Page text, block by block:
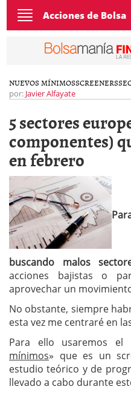
Toggle
navigation
Acciones de Bolsa
NUEVOS MÍNIMOSSCREENERS
por: Javier Alfayate
5 sectores
componentes)
en febrero
buscando malos
acciones bajistas o
aprovechar un
No obstante, siempre
esta vez me centraré en
Para ello usaremos el
mínimos» que es un
estudio teórico y de
llevado a cabo durante